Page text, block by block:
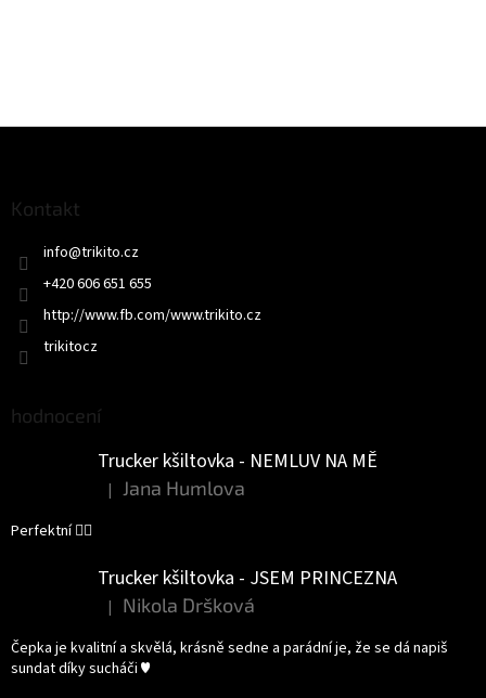
Kontakt
info@trikito.cz
+420 606 651 655
http://www.fb.com/www.trikito.cz
trikitocz
hodnocení
Trucker kšiltovka - NEMLUV NA MĚ
Hodnocení produktu je 5 z 5 hvězdiček.
| Jana Humlova
Perfektní 👌🏻
Trucker kšiltovka - JSEM PRINCEZNA
Hodnocení produktu je 5 z 5 hvězdiček.
| Nikola Dršková
Čepka je kvalitní a skvělá, krásně sedne a parádní je, že se dá napiš
sundat díky sucháči ♥️